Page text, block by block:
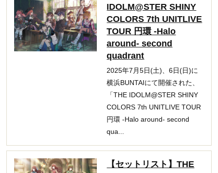
IDOLM@STER SHINY
COLORS 7th UNITLIVE
TOUR 円環 -Halo
around- second
quadrant
2025年7月5日(土)、6日(日)に
横浜BUNTAIにて開催された、
「THE IDOLM@STER SHINY
COLORS 7th UNITLIVE TOUR
円環 -Halo around- second
qua...
【セットリスト】THE